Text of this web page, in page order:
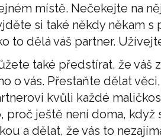
místě. Nečekejte na
si také někdy někam s
to dělá váš partner.
také předstírat, že váš
o vás. Přestaňte dělat
kvůli každé
proč ještě není doma,
a dělat, že vás to